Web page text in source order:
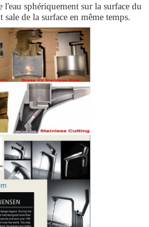
l'eau sphériquement sur la surface du
de la surface en même temps.